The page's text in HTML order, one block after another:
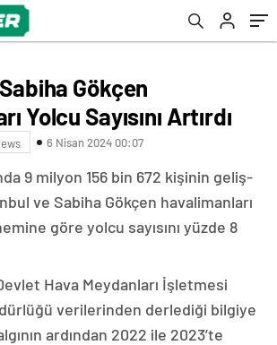
Gökçen
Yolcu Sayısını Artırdı
6 Nisan 2024 00:07
9 milyon 156 bin 672 kişinin geliş-
ve Sabiha Gökçen havalimanları
göre yolcu sayısını yüzde 8
Hava Meydanları İşletmesi
verilerinden derlediği bilgiye
ardından 2022 ile 2023’te